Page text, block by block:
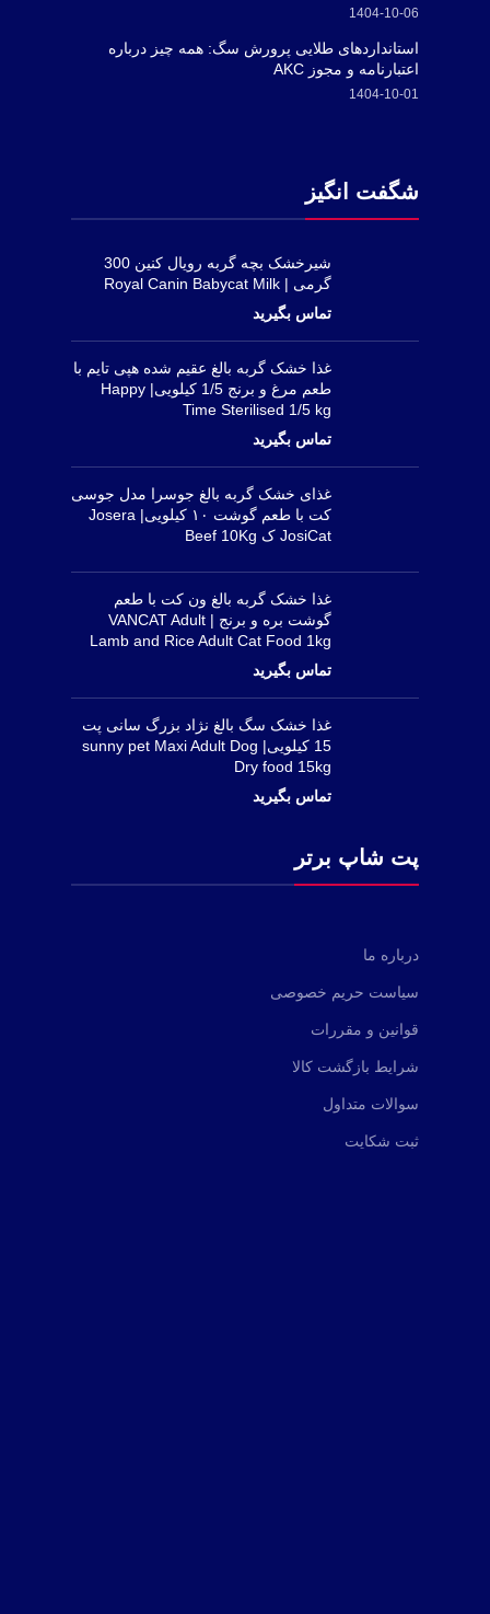
1404-10-06
استانداردهای طلایی پرورش سگ: همه چیز درباره
اعتبارنامه و مجوز AKC
1404-10-01
شگفت انگیز
شیرخشک بچه گربه رویال کنین 300
گرمی | Royal Canin Babycat Milk
غذا خشک گربه بالغ عقیم شده هپی تایم با
طعم مرغ و برنج 1/5 کیلویی| Happy
Time Sterilised 1/5 kg
غذای خشک گربه بالغ جوسرا مدل جوسی
کت با طعم گوشت ۱۰ کیلویی| Josera
JosiCat ک Beef 10Kg
غذا خشک گربه بالغ ون کت با طعم
گوشت بره و برنج | VANCAT Adult
Lamb and Rice Adult Cat Food 1kg
غذا خشک سگ بالغ نژاد بزرگ سانی پت
15 کیلویی| sunny pet Maxi Adult Dog
Dry food 15kg
پت شاپ برتر
درباره ما
سیاست حریم خصوصی
قوانین و مقررات
شرایط بازگشت کالا
سوالات متداول
ثبت شکایت